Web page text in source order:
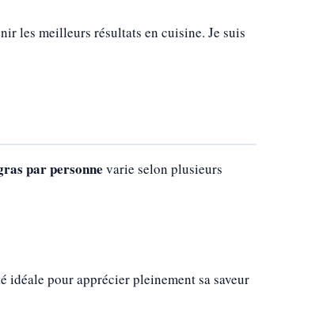
les meilleurs résultats en cuisine. Je suis
par personne varie selon plusieurs
idéale pour apprécier pleinement sa saveur